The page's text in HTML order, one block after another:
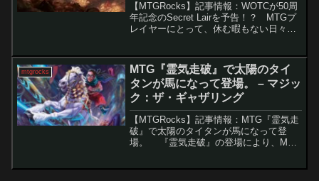
【MTGRocks】記事情報：WOTCが50周
年記念のSecret Lairを予告！？ MTGプ
レイヤーにとって、休む暇もない日々が
たばかり...
mtgrocks
MTG『霊気走破』で太陽のタイ
タンが馬になって登場。 – マジッ
ク：ザ・ギャザリング
【MTGRocks】記事情報：MTG『霊気走
破』で太陽のタイタンが馬になって登
場。 『霊気走破』の登場により、MTG